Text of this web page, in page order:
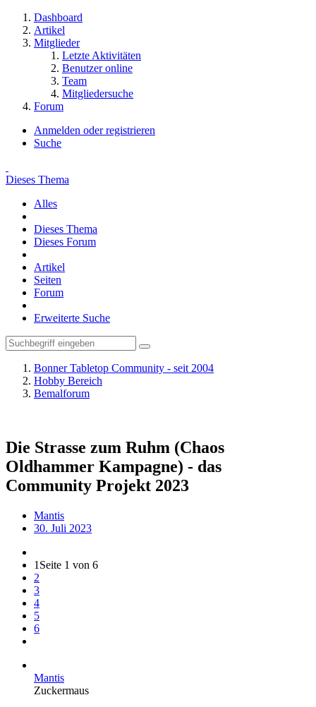
Dashboard
Artikel
Mitglieder
Letzte Aktivitäten
Benutzer online
Team
Mitgliedersuche
Forum
Anmelden oder registrieren
Suche
Dieses Thema
Alles
Dieses Thema
Dieses Forum
Artikel
Seiten
Forum
Erweiterte Suche
Bonner Tabletop Community - seit 2004
Hobby Bereich
Bemalforum
Die Strasse zum Ruhm (Chaos
Oldhammer Kampagne) - das
Community Projekt 2023
Mantis
30. Juli 2023
1 Seite 1 von 6
2
3
4
5
6
Mantis
Zuckermaus